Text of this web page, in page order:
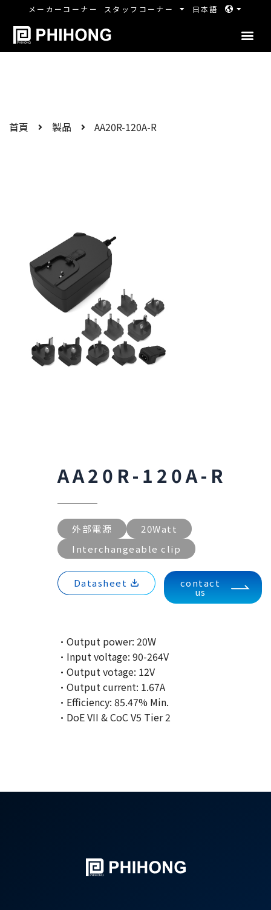
メーカーコーナー スタッフコーナー 日本語
首頁 製品 AA20R-120A-R
AA20R-120A-R
外部電源
20Watt
Interchangeable clip
Datasheet contact
us
·Output power: 20W
·Input voltage: 90-264V
·Output votage: 12V
·Output current: 1.67A
·Efficiency: 85.47% Min.
·DoE VII & CoC V5 Tier 2